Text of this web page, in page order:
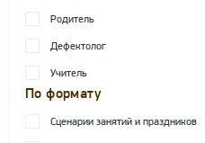
Родитель
Дефектолог
Учитель
По формату
Сценарии занятий и праздников